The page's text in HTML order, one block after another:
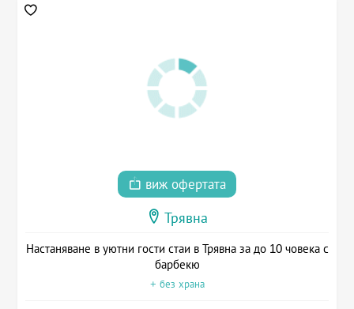
виж офертата
Трявна
Настаняване в уютни гости стаи в Трявна за до 10 човека с
барбекю
+ без храна